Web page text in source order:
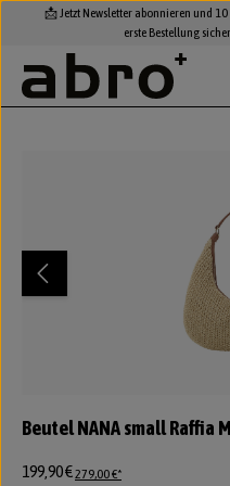
Zum Hauptinhalt springen
📩 Jetzt Newsletter abonnieren und 10
erste Bestellung
Beutel NANA small
199,90 €279,00 €*